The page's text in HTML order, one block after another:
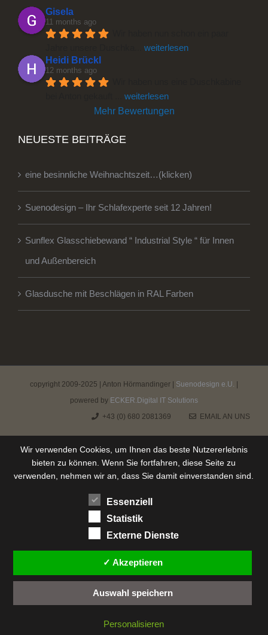
Gisela
11 months ago
weiterlesen
Heidi Brückl
12 months ago
weiterlesen
Mehr Bewertungen
NEUESTE BEITRÄGE
eine besinnliche Weihnachtszeit…(klicken)
Suenodesign – Ihr Schlafexperte seit 12 Jahren!
Sunflex Glasschiebewand “ Industrial Style “ für Innen
und Außenbereich
Glasdusche mit Beschlägen in RAL Farben
copyright 2009-2025 | Anton Hörmandinger | Suenodesign e.U. |
powered by ECKER.Digital IT Solutions
+43 (0) 680 2081369
EMAIL AN UNS
Wir verwenden Cookies, um Ihnen das beste Nutzererlebnis
bieten zu können. Wenn Sie fortfahren, diese Seite zu
verwenden, nehmen wir an, dass Sie damit einverstanden sind.
Essenziell
Statistik
Externe Dienste
✓ Akzeptieren
Auswahl speichern
Personalisieren